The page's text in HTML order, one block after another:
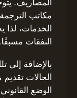
المصاريف.
مكاتب
الخدمات،
النفقات مسبقًا.
بالإضافة
الحالات
الوضع